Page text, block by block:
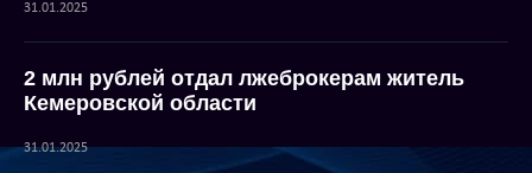
31.01.2025
2 млн рублей отдал лжеброкерам житель
Кемеровской области
31.01.2025